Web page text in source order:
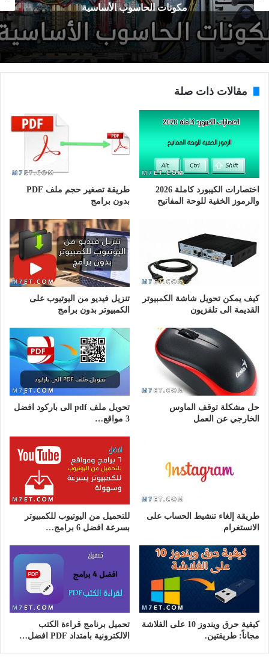
مكونات الحاسوب الأساسية
مقالات ذات صلة
اختصارات الكيبورد كاملة 2026
والرموز الخفية للوحة المفاتيح
طريقة تصغير حجم ملف PDF
بدون برامج
كيف يمكن تحويل شاشة الكمبيوتر
القديمة الى تلفزيون
تنزيل فيديو من اليوتيوب على
الكمبيوتر بدون برامج
حل مشكلة توقف الماوس
الخارجي عن العمل
تحويل ملف pdf الى باركود افضل
3 مواقع…
طريقة إلغاء تنشيط الحساب على
الانستغرام
للتحميل من اليوتيوب للكمبيوتر
بسرعة افضل 6 برامج…
كيفية حرق ويندوز 10 على الفلاشة
مجاناً: طريقتين.
تحميل برنامج قراءة الكتب
الالكترونية بامتداد PDF افضل…